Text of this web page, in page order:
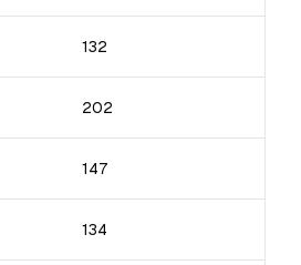
132
202
147
134